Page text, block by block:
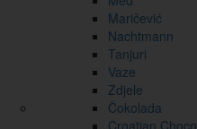
Maričević
Nachtmann
Tanjuri
Vaze
Zdjele
Čokolada